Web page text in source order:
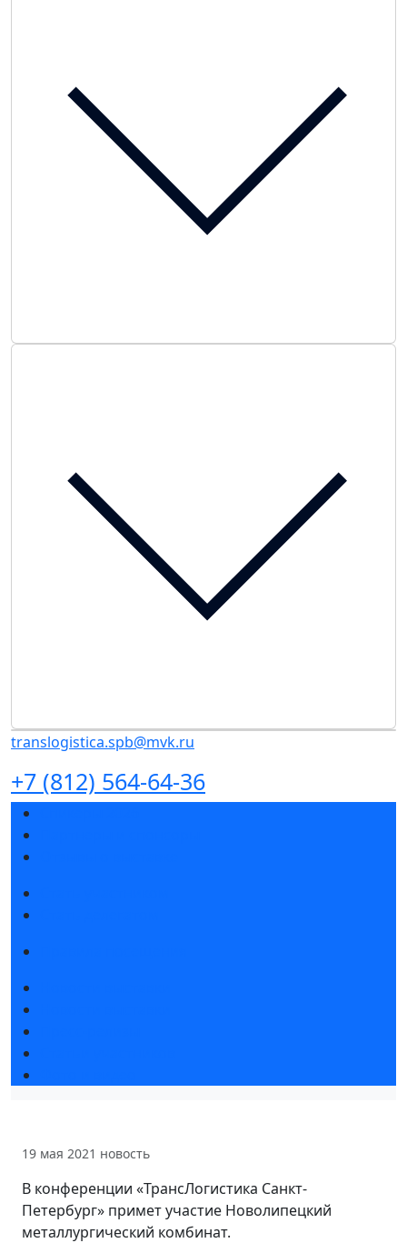
translogistica.spb@mvk.ru
+7 (812) 564-64-36
19 мая 2021 новость
В конференции «ТрансЛогистика Санкт-
Петербург» примет участие Новолипецкий
металлургический комбинат.